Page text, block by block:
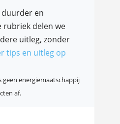
en
rubriek delen we
uitleg, zonder
tips en uitleg op
geen energiemaatschappij
af.